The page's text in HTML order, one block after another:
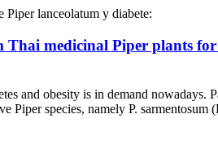
Piper lanceolatum y diabete:
medicinal Piper plants
and obesity is in demand nowadays.
Piper species, namely P. sarmentosum